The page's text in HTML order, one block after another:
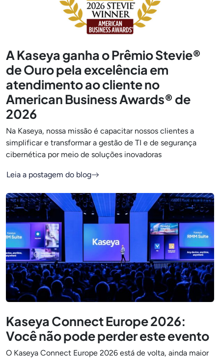
A Kaseya ganha o Prêmio Stevie®
de Ouro pela excelência em
atendimento ao cliente no
American Business Awards® de
2026
Na Kaseya, nossa missão é capacitar nossos clientes a
simplificar e transformar a gestão de TI e de segurança
cibernética por meio de soluções inovadoras
Leia a postagem do blog
Kaseya Connect Europe 2026:
Você não pode perder este evento
O Kaseya Connect Europe 2026 está de volta, ainda maior